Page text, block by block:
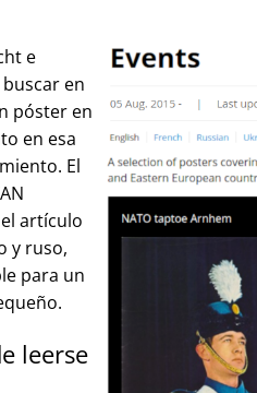
e
en
póster en
en esa
El
artículo
y ruso,
para un
leerse